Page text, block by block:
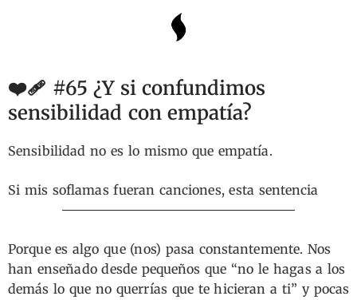
❤️‍🩹 #65 ¿Y si confundimos
sensibilidad con empatía?
Sensibilidad no es lo mismo que empatía.
Si mis soflamas fueran canciones, esta sentencia
sería uno de mis acordes favoritos.
Porque es algo que (nos) pasa constantemente. Nos
han enseñado desde pequeños que “no le hagas a los
demás lo que no querrías que te hicieran a ti” y pocas